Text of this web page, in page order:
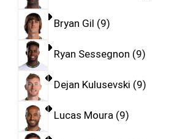
Bryan Gil 9
Ryan Sessegnon 9
Dejan Kulusevski 9
Lucas Moura 9